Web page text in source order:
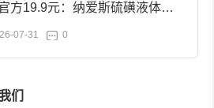
方19.9元：纳爱斯硫磺液体香
大促
07-31 0
们